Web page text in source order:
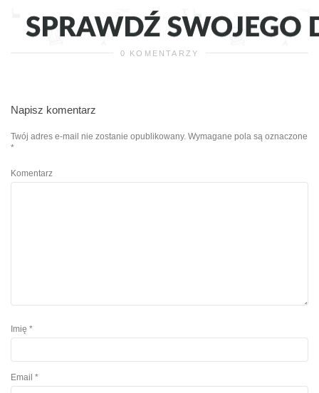
0 KOMENTARZY
Napisz komentarz
Twój adres e-mail nie zostanie opublikowany. Wymagane pola są oznaczone
*
Komentarz
Imię *
Email *